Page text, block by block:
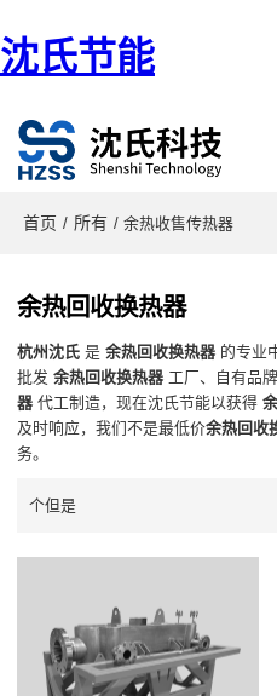
沈氏节能
首页 / 所有 / 余热收售传热器
余热回收换热器
杭州沈氏 是余热回收换热器 的专业
批发余热回收换热器 工厂、自有品
器 代工制造，现在沈氏节能以获得
及时响应，我们不是最低价余热回收
务。
个但是